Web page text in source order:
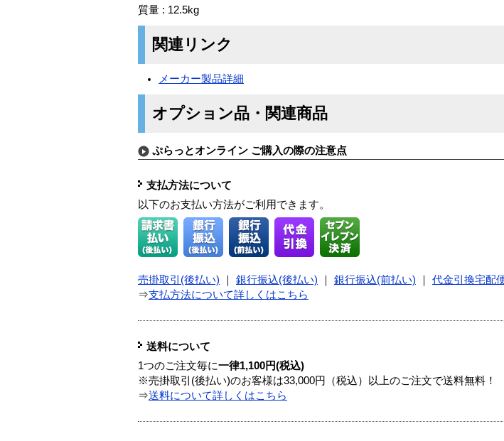
質量 : 12.5kg
関連リンク
メーカー製品詳細
オプション品・関連商品
ぷらっとオンライン ご購入の際の注意点
支払方法について
以下のお支払い方法がご利用できます。
売掛取引(後払い) 銀行振込(後払い) 銀行振込(前払い) 代金引換宅配
⇒支払方法について詳しくはこちら
送料について
1つのご注文毎に一律1,100円(税込)
※売掛取引(後払い)のお客様は33,000円（税込）以上のご注文で送料無料！
⇒送料について詳しくはこちら